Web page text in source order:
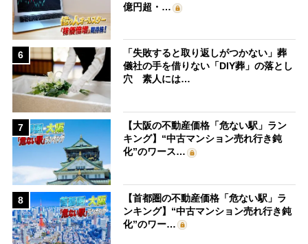
億円超・…
6
「失敗すると取り返しがつかない」葬
儀社の手を借りない「DIY葬」の落とし
穴 素人には…
7
【大阪の不動産価格「危ない駅」ラン
キング】“中古マンション売れ行き鈍
化”のワース…
8
【首都圏の不動産価格「危ない駅」ラ
ンキング】“中古マンション売れ行き鈍
化”のワー…